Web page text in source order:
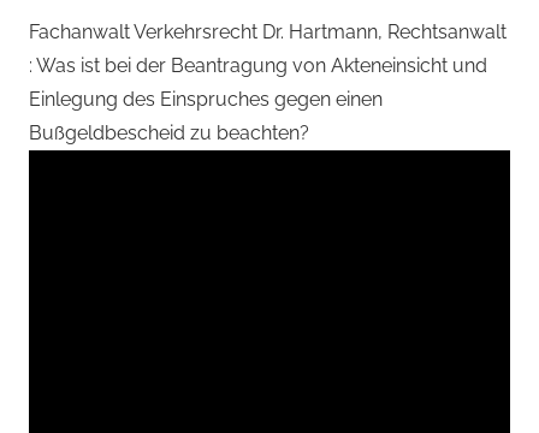
Fachanwalt Verkehrsrecht Dr. Hartmann, Rechtsanwalt
: Was ist bei der Beantragung von Akteneinsicht und
Einlegung des Einspruches gegen einen
Bußgeldbescheid zu beachten?